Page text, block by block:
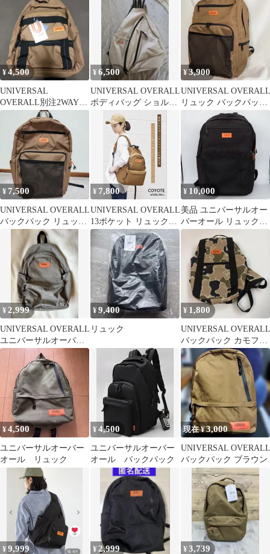
¥4,500
UNIVERSAL
OVERALL別注2WAYリ
ュックサコッシュ付未
使用最終価格
¥6,500
UNIVERSAL OVERALL
ボディバッグ ショルダ
ーバッグ
¥3,900
UNIVERSAL OVERALL
リュック バックパック
ブラウン
¥ 7,500
UNIVERSAL OVERALL
バックパック リュック
ダークベージュ
¥ 7,800
UNIVERSAL OVERALL
13ポケット リュック定
価10780円
¥ 10,000
美品 ユニバーサルオー
バーオール リュック
30L 大容量 A4 B4 PC収
納 通学 通勤 バックパ
ック 黒
¥2,999
UNIVERSAL OVERALL
ユニバーサルオーバー
オール リュック グレー
¥9,400
リュック
¥ 1,800
UNIVERSAL OVERALL
バックパック カモフラ
柄
¥4,500
ユニバーサルオーバー
オール リュック
¥4,500
ユニバーサルオーバー
オール バックパック
現在 ¥3,000
UNIVERSAL OVERALL
バックパック ブラウン
¥9,999 ¥ 2,999 ¥3,739